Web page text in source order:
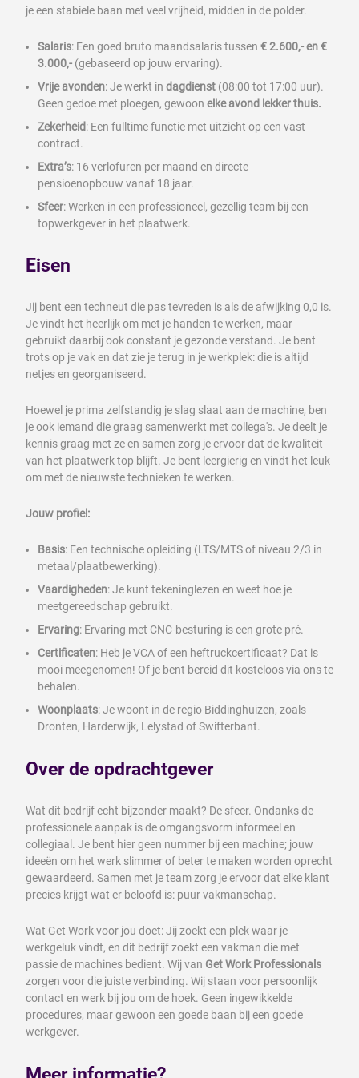
je een stabiele baan met veel vrijheid, midden in de polder.
Salaris: Een goed bruto maandsalaris tussen € 2.600,- en €
3.000,- (gebaseerd op jouw ervaring).
Vrije avonden: Je werkt in dagdienst (08:00 tot 17:00 uur).
Geen gedoe met ploegen, gewoon elke avond lekker thuis.
Zekerheid: Een fulltime functie met uitzicht op een vast
contract.
Extra’s: 16 verlofuren per maand en directe
pensioenopbouw vanaf 18 jaar.
Sfeer: Werken in een professioneel, gezellig team bij een
topwerkgever in het plaatwerk.
Eisen
Jij bent een techneut die pas tevreden is als de afwijking 0,0 is.
Je vindt het heerlijk om met je handen te werken, maar
gebruikt daarbij ook constant je gezonde verstand. Je bent
trots op je vak en dat zie je terug in je werkplek: die is altijd
netjes en georganiseerd.
Hoewel je prima zelfstandig je slag slaat aan de machine, ben
je ook iemand die graag samenwerkt met collega's. Je deelt je
kennis graag met ze en samen zorg je ervoor dat de kwaliteit
van het plaatwerk top blijft. Je bent leergierig en vindt het leuk
om met de nieuwste technieken te werken.
Jouw profiel:
Basis: Een technische opleiding (LTS/MTS of niveau 2/3 in
metaal/plaatbewerking).
Vaardigheden: Je kunt tekeninglezen en weet hoe je
meetgereedschap gebruikt.
Ervaring: Ervaring met CNC-besturing is een grote pré.
Certificaten: Heb je VCA of een heftruckcertificaat? Dat is
mooi meegenomen! Of je bent bereid dit kosteloos via ons te
behalen.
Woonplaats: Je woont in de regio Biddinghuizen, zoals
Dronten, Harderwijk, Lelystad of Swifterbant.
Over de opdrachtgever
Wat dit bedrijf echt bijzonder maakt? De sfeer. Ondanks de
professionele aanpak is de omgangsvorm informeel en
collegiaal. Je bent hier geen nummer bij een machine; jouw
ideeën om het werk slimmer of beter te maken worden oprecht
gewaardeerd. Samen met je team zorg je ervoor dat elke klant
precies krijgt wat er beloofd is: puur vakmanschap.
Wat Get Work voor jou doet: Jij zoekt een plek waar je
werkgeluk vindt, en dit bedrijf zoekt een vakman die met
passie de machines bedient. Wij van Get Work Professionals
zorgen voor die juiste verbinding. Wij staan voor persoonlijk
contact en werk bij jou om de hoek. Geen ingewikkelde
procedures, maar gewoon een goede baan bij een goede
werkgever.